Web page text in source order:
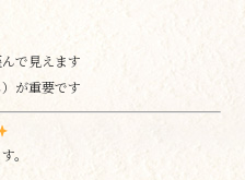
で見えます
が重要です
。